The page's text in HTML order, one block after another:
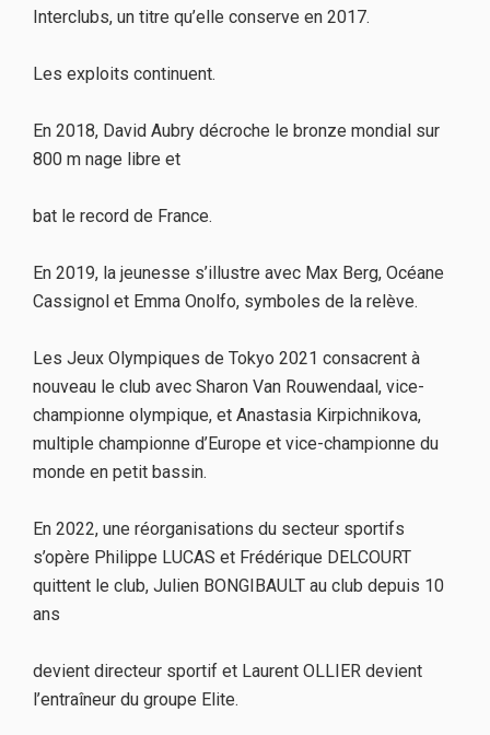
Interclubs, un titre qu’elle conserve en 2017.
Les exploits continuent.
En 2018, David Aubry décroche le bronze mondial sur
800 m nage libre et
bat le record de France.
En 2019, la jeunesse s’illustre avec Max Berg, Océane
Cassignol et Emma Onolfo, symboles de la relève.
Les Jeux Olympiques de Tokyo 2021 consacrent à
nouveau le club avec Sharon Van Rouwendaal, vice-
championne olympique, et Anastasia Kirpichnikova,
multiple championne d’Europe et vice-championne du
monde en petit bassin.
En 2022, une réorganisations du secteur sportifs
s’opère Philippe LUCAS et Frédérique DELCOURT
quittent le club, Julien BONGIBAULT au club depuis 10
ans
devient directeur sportif et Laurent OLLIER devient
l’entraîneur du groupe Elite.